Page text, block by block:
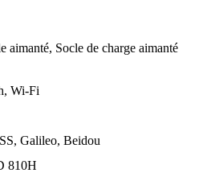
aimanté, Socle de charge aimanté
Wi-Fi
Galileo, Beidou
810H